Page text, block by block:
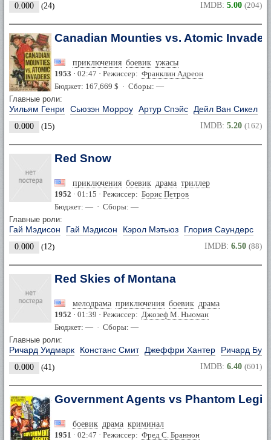
0.000 (24) IMDB: 5.00 (204)
Canadian Mounties vs. Atomic
приключения боевик ужасы
1953 · 02:47 · Режиссер: Франклин Адреон
Бюджет: 167,669 $ · Сборы: —
Главные роли:
Уильям Генри Сьюзэн Морроу Артур Спэйс Дейл Ван Сикел
0.000 (15) IMDB: 5.20 (162)
Red Snow
приключения боевик драма триллер
1952 · 01:15 · Режиссер: Борис Петров
Бюджет: — · Сборы: —
Главные роли:
Гай Мэдисон Гай Мэдисон Кэрол Мэтьюз Глория Саундерс
0.000 (12) IMDB: 6.50 (88)
Red Skies of Montana
мелодрама приключения боевик драма
1952 · 01:39 · Режиссер: Джозеф М. Ньюман
Бюджет: — · Сборы: —
Главные роли:
Ричард Уидмарк Констанс Смит Джеффри Хантер Ричард Бун
0.000 (41) IMDB: 6.40 (601)
Government Agents vs Phantom
боевик драма криминал
1951 · 02:47 · Режиссер: Фред С. Браннон